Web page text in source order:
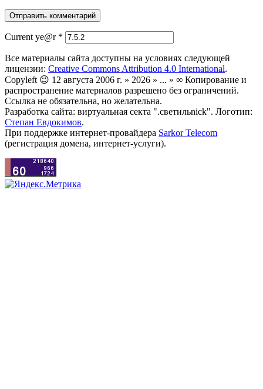
Current ye@r *
Все материалы сайта доступны на условиях следующей
лицензии: Creative Commons Attribution 4.0 International.
Copyleft 😉 12 августа 2006 г. » 2026 » ... » ∞ Копирование и
распространение материалов разрешено без ограничений.
Ссылка не обязательна, но желательна.
Разработка сайта: виртуальная секта ".светильnick". Логотип:
Степан Евдокимов.
При поддержке интернет-провайдера Sarkor Telecom
(регистрация домена, интернет-услуги).